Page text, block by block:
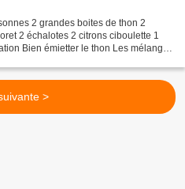
2 grandes boites de thon 2
2 échalotes 2 citrons ciboulette 1
Bien émietter le thon Les mélanger
>